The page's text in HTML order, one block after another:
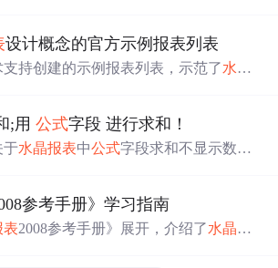
设计概念的官方示例报表列表
持创建的示例报表列表，示范了水晶
的知识，最后给出了获取技术支持的
;用公式字段 进行求和！
于水晶报表中公式字段求和不显示数据
参考手册》学习指南
表2008参考手册》展开，介绍了水晶报